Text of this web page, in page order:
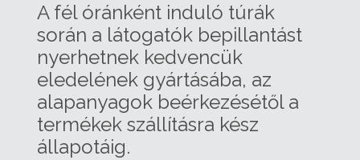
A fél óránként induló túrák
során a látogatók bepillantást
nyerhetnek kedvencük
eledelének gyártásába, az
alapanyagok beérkezésétől a
termékek szállításra kész
állapotáig.